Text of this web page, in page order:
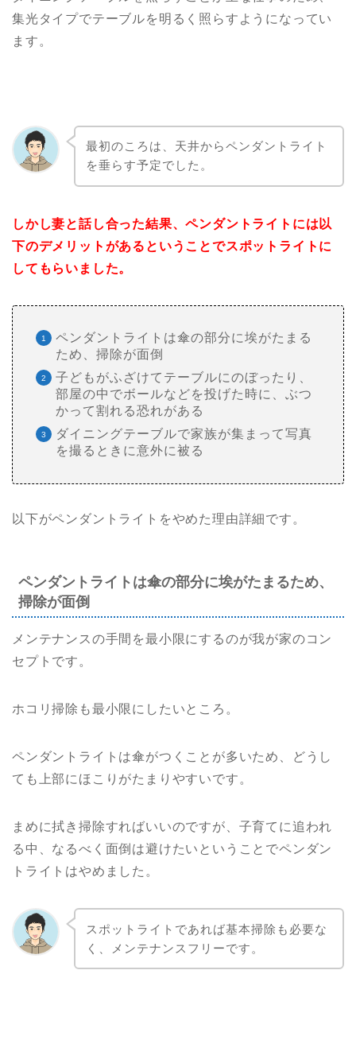
集光タイプでテーブルを明るく照らすようになってい
ます。
最初のころは、天井からペンダントライト
を垂らす予定でした。
しかし妻と話し合った結果、ペンダントライトには以
下のデメリットがあるということでスポットライトに
してもらいました。
ペンダントライトは傘の部分に埃がたまる
ため、掃除が面倒
子どもがふざけてテーブルにのぼったり、
部屋の中でボールなどを投げた時に、ぶつ
かって割れる恐れがある
ダイニングテーブルで家族が集まって写真
を撮るときに意外に被る
以下がペンダントライトをやめた理由詳細です。
ペンダントライトは傘の部分に埃がたまるため、
掃除が面倒
メンテナンスの手間を最小限にするのが我が家のコン
セプトです。
ホコリ掃除も最小限にしたいところ。
ペンダントライトは傘がつくことが多いため、どうし
ても上部にほこりがたまりやすいです。
まめに拭き掃除すればいいのですが、子育てに追われ
る中、なるべく面倒は避けたいということでペンダン
トライトはやめました。
スポットライトであれば基本掃除も必要な
く、メンテナンスフリーです。